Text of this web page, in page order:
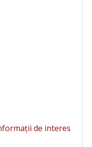
de interes